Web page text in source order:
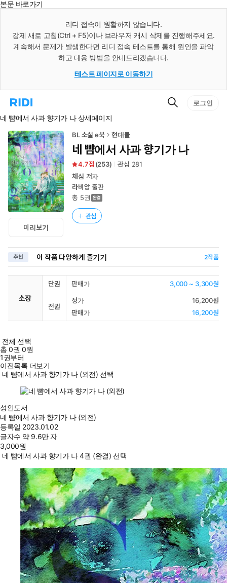
본문 바로가기
리디 접속이 원활하지 않습니다.
강제 새로 고침(Ctrl + F5)이나 브라우저 캐시 삭제를 진행해주세요.
계속해서 문제가 발생한다면 리디 접속 테스트를 통해 원인을 파악
하고 대응 방법을 안내드리겠습니다.
테스트 페이지로 이동하기
리
홈
로
이
동
검
로그인
네 뺨에서 사과 향기가 나 상세페이지
미리보기
BL 소설 e북 현대물
네 뺨에서 사과 향기가 나
4.7 (253) 관심 281
체심 저자
라비앙출판
총 5권
관심
추천 이 작품 다양하게 즐기기 2작품
소장
단권 판매가 3,000 ~ 3,300원
전권
정가
16,200원
판매가
16,200원
전체 선택
총0권 0원
1권부터
이전목록 더보기
네 뺨에서 사과 향기가 나 (외전) 선택
성인도서
네 뺨에서 사과 향기가 나 (외전)
등록일 2023.01.02
글자수 약 9.6만 자
3,000원
네 뺨에서 사과 향기가 나 4권 (완결) 선택